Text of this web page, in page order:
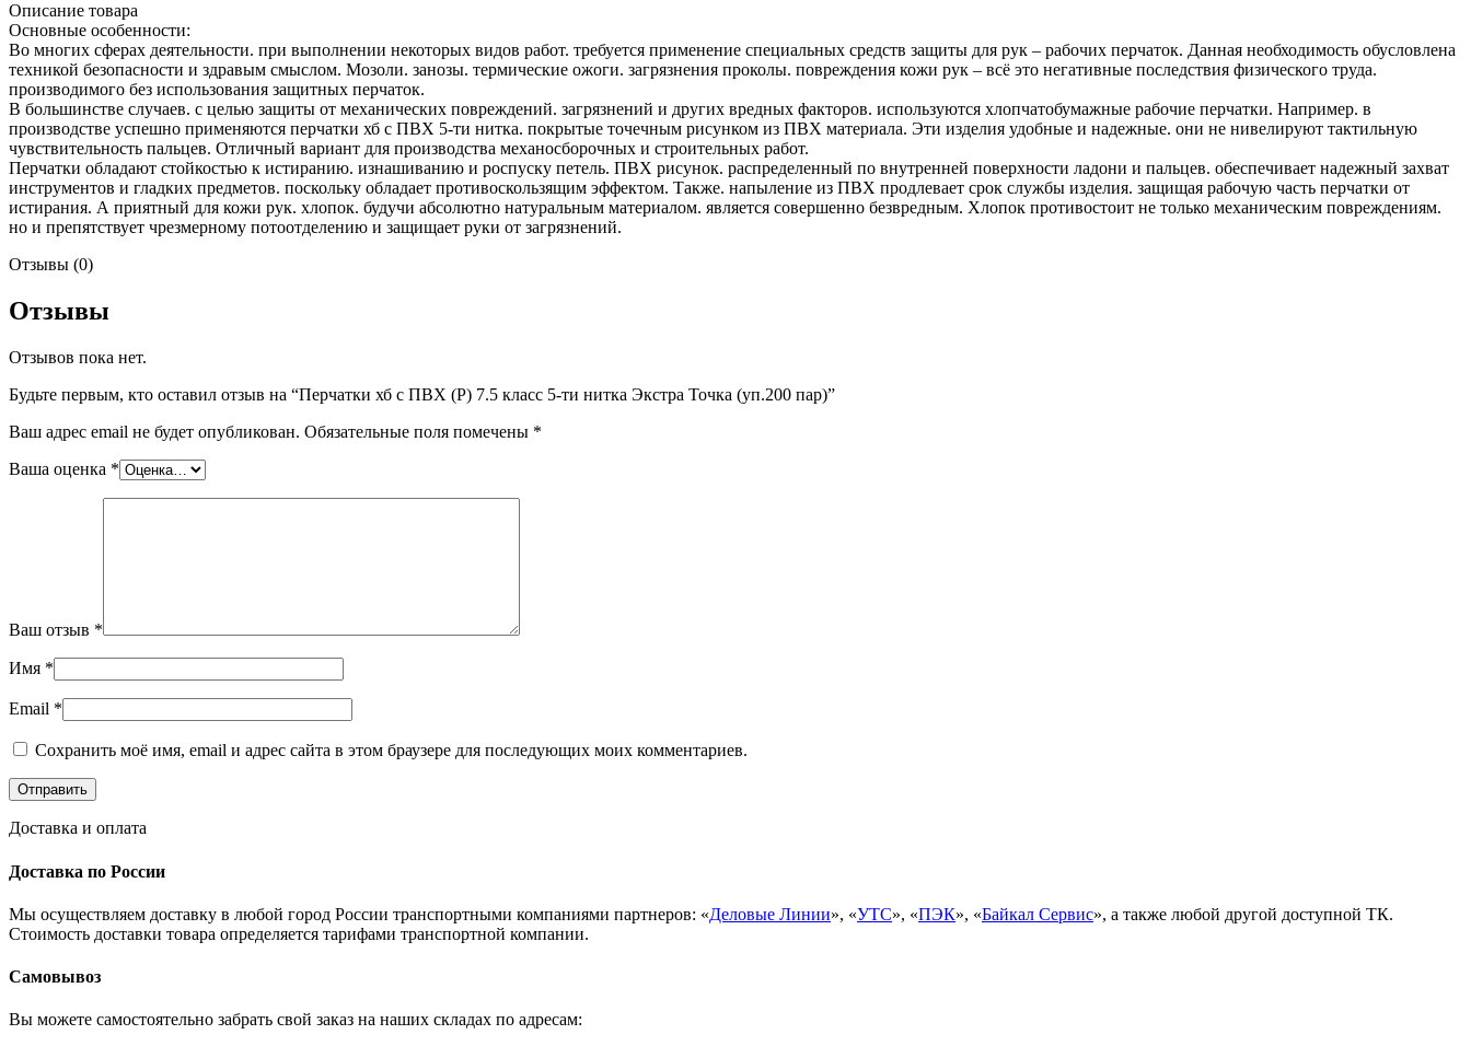
Описание товара
Основные особенности:
Во многих сферах деятельности. при выполнении некоторых видов работ. требуется применение специальных средств защиты для рук – рабочих перчаток. Данная необходимость обусловлена
техникой безопасности и здравым смыслом. Мозоли. занозы. термические ожоги. загрязнения проколы. повреждения кожи рук – всё это негативные последствия физического труда.
производимого без использования защитных перчаток.
В большинстве случаев. с целью защиты от механических повреждений. загрязнений и других вредных факторов. используются хлопчатобумажные рабочие перчатки. Например. в
производстве успешно применяются перчатки хб с ПВХ 5-ти нитка. покрытые точечным рисунком из ПВХ материала. Эти изделия удобные и надежные. они не нивелируют тактильную
чувствительность пальцев. Отличный вариант для производства механосборочных и строительных работ.
Перчатки обладают стойкостью к истиранию. изнашиванию и роспуску петель. ПВХ рисунок. распределенный по внутренней поверхности ладони и пальцев. обеспечивает надежный захват
инструментов и гладких предметов. поскольку обладает противоскользящим эффектом. Также. напыление из ПВХ продлевает срок службы изделия. защищая рабочую часть перчатки от
истирания. А приятный для кожи рук. хлопок. будучи абсолютно натуральным материалом. является совершенно безвредным. Хлопок противостоит не только механическим повреждениям.
но и препятствует чрезмерному потоотделению и защищает руки от загрязнений.
Отзывы (0)
Отзывы
Отзывов пока нет.
Будьте первым, кто оставил отзыв на “Перчатки хб с ПВХ (Р) 7.5 класс 5-ти нитка Экстра Точка (уп.200 пар)”
Ваш адрес email не будет опубликован. Обязательные поля помечены *
Ваша оценка *
Ваш отзыв *
Имя *
Email *
Сохранить моё имя, email и адрес сайта в этом браузере для последующих моих комментариев.
Доставка и оплата
Доставка по России
Мы осуществляем доставку в любой город России транспортными компаниями партнеров: «Деловые Линии», «УТС», «ПЭК», «Байкал Сервис», а также любой другой доступной ТК.
Стоимость доставки товара определяется тарифами транспортной компании.
Самовывоз
Вы можете самостоятельно забрать свой заказ на наших складах по адресам: